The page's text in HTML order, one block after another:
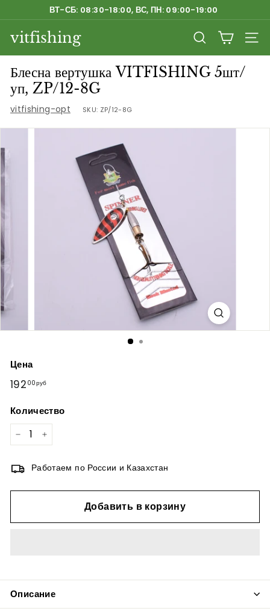
к
содержанию
Приостановить
ВТ-СБ: 08:30-18:00, ВС, ПН: 09:00-19:00
vitfishing ПОИСК
Блесна вертушка VITFISHING 5шт/
уп, ZP/12-8G
vitfishing-opt SKU: ZP/12-8G
Цена
Обычная
192 00руб
Количество
Работаем по России и Казахстан
Добавить в корзину
Описание